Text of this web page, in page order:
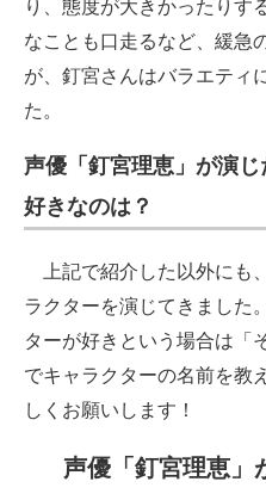
り、態度が大きかったりす
なことも口走るなど、緩急
が、釘宮さんはバラエティ
た。
声優「釘宮理恵」が演
好きなのは？
上記で紹介した以外にも
ラクターを演じてきました
ターが好きという場合は「
でキャラクターの名前を教
しくお願いします！
声優「釘宮理恵」